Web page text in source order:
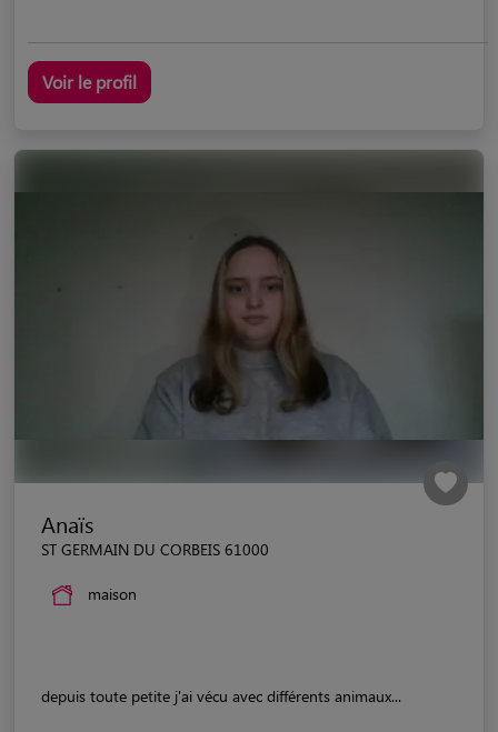
Voir le profil
Anaïs
ST GERMAIN DU CORBEIS 61000
maison
depuis toute petite j'ai vécu avec différents animaux...